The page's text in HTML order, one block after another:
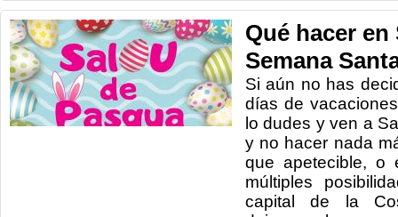
Qué hacer en
Semana
Si aún no has
días de
lo dudes y ven a
y no hacer nada
que apetecible, o
múltiples
capital de la